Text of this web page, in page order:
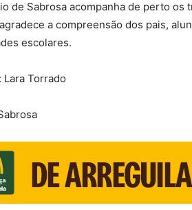
de Sabrosa acompanha de perto
a compreensão dos pais,
escolares.
Torrado